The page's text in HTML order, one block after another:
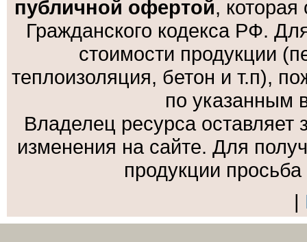
публичной офертой,
Гражданского кодекса РФ.
стоимости продукции
теплоизоляция, бетон и т.п),
по указанным
Владелец ресурса
изменения на сайте. Для
продукции
|